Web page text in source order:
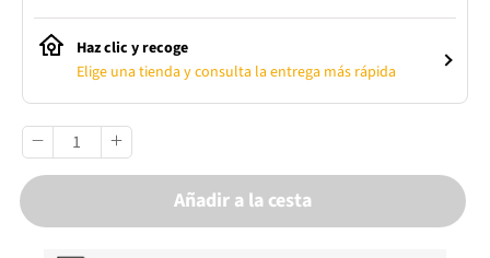
Haz clic y recoge
Elige una tienda y consulta la entrega más rápida
Añadir a la cesta